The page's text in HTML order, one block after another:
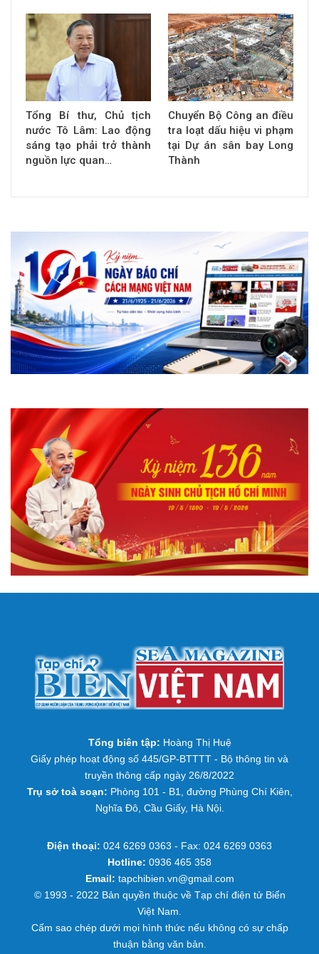
Tổng Bí thư, Chủ tịch
nước Tô Lâm: Lao động
sáng tạo phải trở thành
nguồn lực quan…
Chuyển Bộ Công an điều
tra loạt dấu hiệu vi phạm
tại Dự án sân bay Long
Thành
Tổng biên tập: Hoàng Thị Huệ
Giấy phép hoạt động số 445/GP-BTTTT - Bộ thông tin và
truyền thông cấp ngày 26/8/2022
Trụ sở toà soạn: Phòng 101 - B1, đường Phùng Chí Kiên,
Nghĩa Đô, Cầu Giấy, Hà Nội.
Điện thoại: 024 6269 0363 - Fax: 024 6269 0363
Hotline: 0936 465 358
Email: tapchibien.vn@gmail.com
© 1993 - 2022 Bản quyền thuộc về Tạp chí điện tử Biển
Việt Nam.
Cấm sao chép dưới mọi hình thức nếu không có sự chấp
thuận bằng văn bản.